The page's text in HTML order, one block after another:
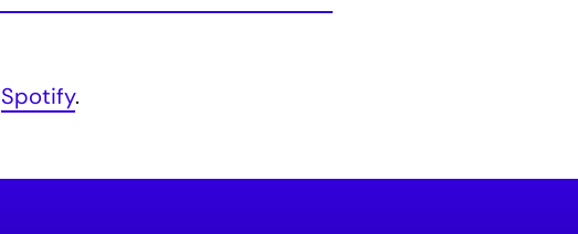
Spotify.